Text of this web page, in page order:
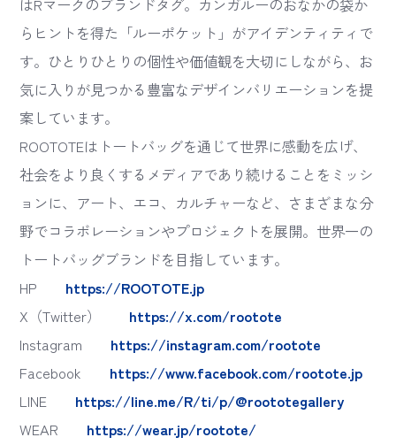
はRマークのブランドタグ。カンガルーのおなかの袋か
らヒントを得た「ルーポケット」がアイデンティティで
す。ひとりひとりの個性や価値観を大切にしながら、お
気に入りが見つかる豊富なデザインバリエーションを提
案しています。
ROOTOTEはトートバッグを通じて世界に感動を広げ、
社会をより良くするメディアであり続けることをミッシ
ョンに、アート、エコ、カルチャーなど、さまざまな分
野でコラボレーションやプロジェクトを展開。世界一の
トートバッグブランドを目指しています。
HP https://ROOTOTE.jp
X（Twitter） https://x.com/rootote
Instagram https://instagram.com/rootote
Facebook https://www.facebook.com/rootote.jp
LINE https://line.me/R/ti/p/@roototegallery
WEAR https://wear.jp/rootote/